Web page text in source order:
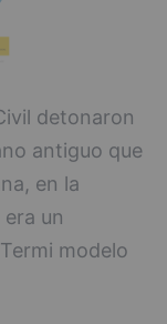
detonaron
antiguo que
en la
un
modelo